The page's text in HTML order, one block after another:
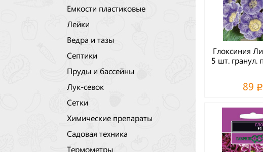
Емкости пластиковые
Лейки
Ведра и тазы
Септики
Пруды и бассейны
Лук-севок
Сетки
Химические препараты
Садовая техника
Термометры
Глоксиния
5 шт. гранул.
89